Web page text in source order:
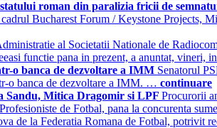
roman din paralizia fricii de
Bucharest Forum / Keystone Projects,
al Societatii Nationale de
functie pana in prezent, a anuntat, vineri,
o banca de dezvoltare a IMM Senatorul
o banca de dezvoltare a IMM. … continuare
Sandu, Mitica Dragomir si LPF Procurorii
de Fotbal, pana la concurenta
de la Federatia Romana de Fotbal, potrivit